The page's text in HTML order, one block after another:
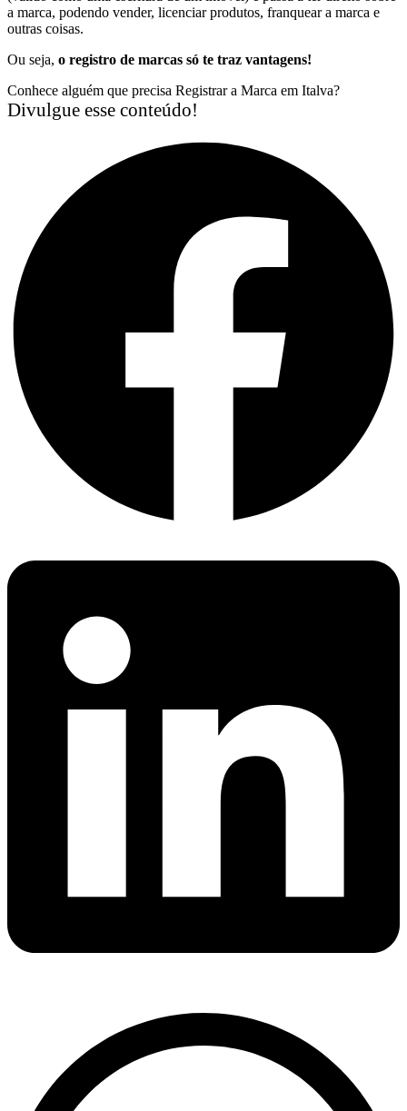
a marca, podendo vender, licenciar produtos, franquear a marca e
outras coisas.
Ou seja, o registro de marcas só te traz vantagens!
Conhece alguém que precisa Registrar a Marca em Italva?
Divulgue esse conteúdo!